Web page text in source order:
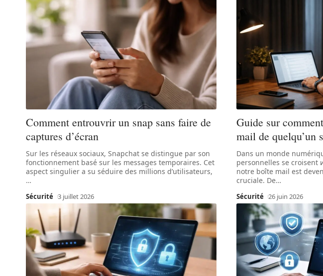
Comment entrouvrir un snap sans faire de
captures d’écran
Sur les réseaux sociaux, Snapchat se distingue par son
fonctionnement basé sur les messages temporaires. Cet
aspect singulier a su séduire des millions d’utilisateurs,
…
Sécurité 3 juillet 2026
Guide sur
mail de quelqu’un
Dans un monde
personnelles se
notre boîte mail est
cruciale. De…
Sécurité 26 juin 2026